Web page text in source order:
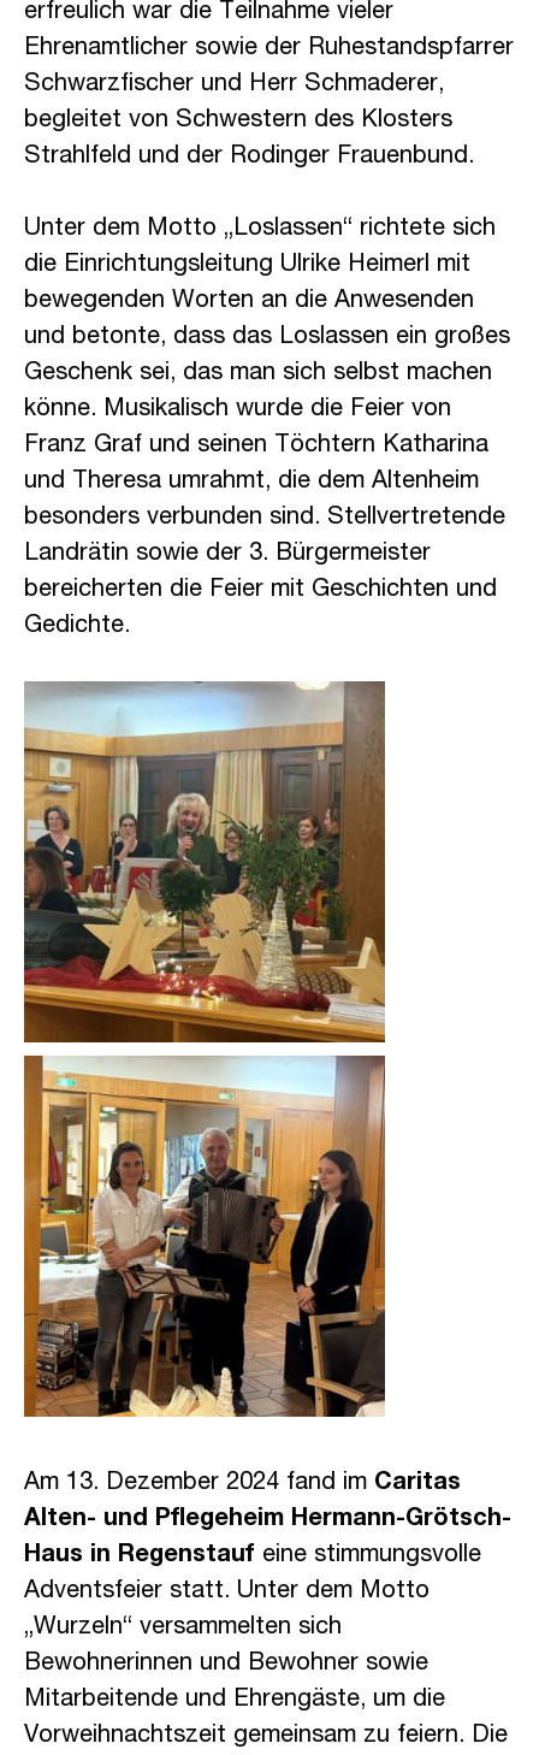
erfreulich war die Teilnahme vieler
Ehrenamtlicher sowie der Ruhestandspfarrer
Schwarzfischer und Herr Schmaderer,
begleitet von Schwestern des Klosters
Strahlfeld und der Rodinger Frauenbund.
Unter dem Motto „Loslassen“ richtete sich
die Einrichtungsleitung Ulrike Heimerl mit
bewegenden Worten an die Anwesenden
und betonte, dass das Loslassen ein großes
Geschenk sei, das man sich selbst machen
könne. Musikalisch wurde die Feier von
Franz Graf und seinen Töchtern Katharina
und Theresa umrahmt, die dem Altenheim
besonders verbunden sind. Stellvertretende
Landrätin sowie der 3. Bürgermeister
bereicherten die Feier mit Geschichten und
Gedichte.
Am 13. Dezember 2024 fand im Caritas
Alten- und Pflegeheim Hermann-Grötsch-
Haus in Regenstauf eine stimmungsvolle
Adventsfeier statt. Unter dem Motto
„Wurzeln“ versammelten sich
Bewohnerinnen und Bewohner sowie
Mitarbeitende und Ehrengäste, um die
Vorweihnachtszeit gemeinsam zu feiern. Die